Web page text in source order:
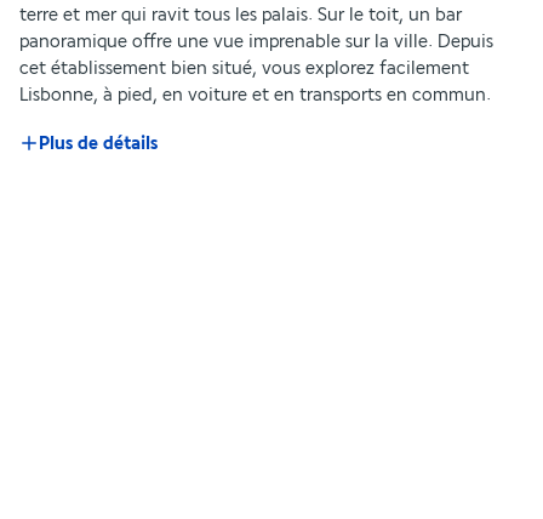
terre et mer qui ravit tous les palais. Sur le toit, un bar
panoramique offre une vue imprenable sur la ville. Depuis
cet établissement bien situé, vous explorez facilement
Lisbonne, à pied, en voiture et en transports en commun.
Plus de détails